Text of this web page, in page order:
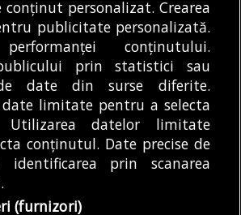
SETĂRILE COOKIES
2025 - Buletin de București.
. Powered by TRS Design.
Politică De
Cookie
Policy (EU)
Cookie
Policy
personalizat. Crearea
publicitate personalizată.
conținutului.
prin statistici sau
date din surse diferite.
limitate pentru a selecta
Utilizarea datelor limitate
conținutul. Date precise de
identificarea prin scanarea
(furnizori)